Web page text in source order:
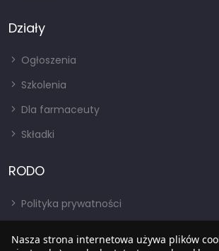
Działy
Ogłoszenia
Szkolenia
Dla farmaceuty
Składki
RODO
Polityka prywatności
Nasza strona internetowa używa plików